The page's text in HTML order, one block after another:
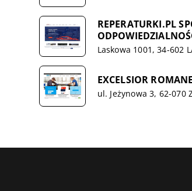
REPERATURKI.PL
Laskowa 1001, 34-602
EXCELSIOR
ul. Jeżynowa 3, 62-070